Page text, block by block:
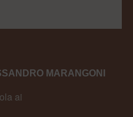
MARANGONI
ai